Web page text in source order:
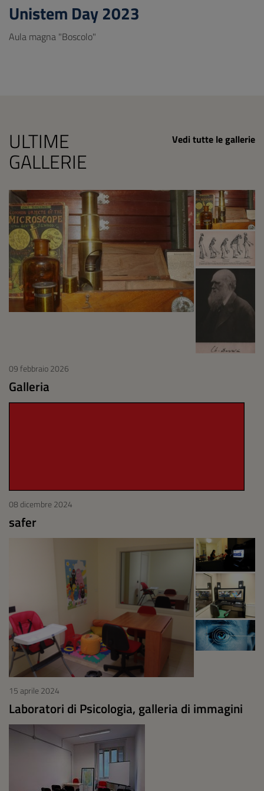
Unistem Day 2023
Aula magna "Boscolo"
ULTIME
GALLERIE
Vedi tutte le gallerie
09 febbraio 2026
Galleria
08 dicembre 2024
safer
15 aprile 2024
Laboratori di Psicologia, galleria di immagini